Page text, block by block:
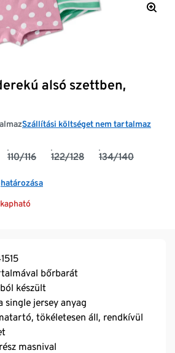
alsó szettben,
Szállítási költséget nem tartalmaz
110/116 122/128 134/140
bőrbarát
készült
single jersey anyag
tökéletesen áll, rendkívül
masnival